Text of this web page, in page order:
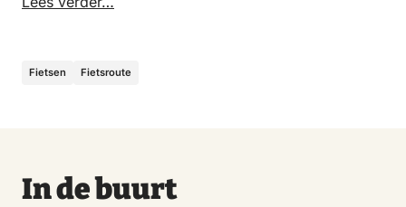
Fietsen Fietsroute
In de buurt